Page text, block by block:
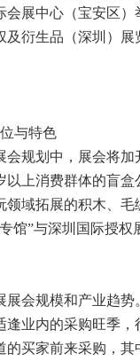
会展中心（宝安区
及衍生品（深圳）
位与特色
会规划中，展会将
以上消费群体的盲
领域拓展的积木、毛
馆”与深圳国际授
展会规模和产业趋
逢业内的采购旺季
的买家前来采购，其